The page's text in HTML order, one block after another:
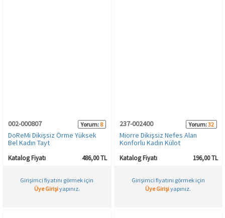
002-000807 Yorum: 8
DoReMi Dikişsiz Örme Yüksek
Bel Kadın Tayt
Katalog Fiyatı 486,00 TL
Girişimci fiyatını görmek için
Üye Girişiyapınız.
237-002400 Yorum:32
Miorre Dikişsiz Nefes Alan
Konforlu Kadın Külot
Katalog Fiyatı 196,00 TL
Girişimci fiyatını görmek için
Üye Girişiyapınız.